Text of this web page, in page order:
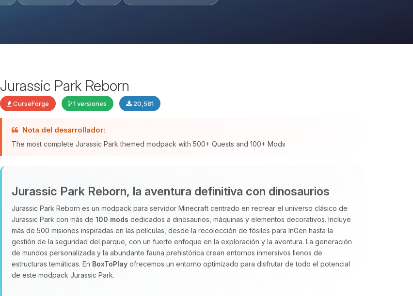
Jurassic Park Reborn
CurseForge 1 versiones 20,581
Nota del desarrollador:
The most complete Jurassic Park themed modpack with 500+ Quests and 100+ Mods
Jurassic Park Reborn, la aventura definitiva con dinosaurios
Jurassic Park Reborn es un modpack para servidor Minecraft centrado en recrear el universo clásico de
Jurassic Park con más de 100 mods dedicados a dinosaurios, máquinas y elementos decorativos. Incluye
más de 500 misiones inspiradas en las películas, desde la recolección de fósiles para InGen hasta la
gestión de la seguridad del parque, con un fuerte enfoque en la exploración y la aventura. La generación
de mundos personalizada y la abundante fauna prehistórica crean entornos inmersivos llenos de
estructuras temáticas. En BoxToPlay ofrecemos un entorno optimizado para disfrutar de todo el potencial
de este modpack Jurassic Park.